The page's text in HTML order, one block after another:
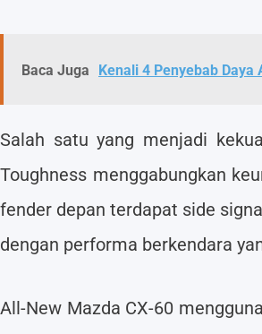
Baca Juga Kenali 4 Penyebab
Salah satu yang menjadi
Toughness menggabungkan
fender depan terdapat side
dengan performa berkendara
All-New Mazda CX-60